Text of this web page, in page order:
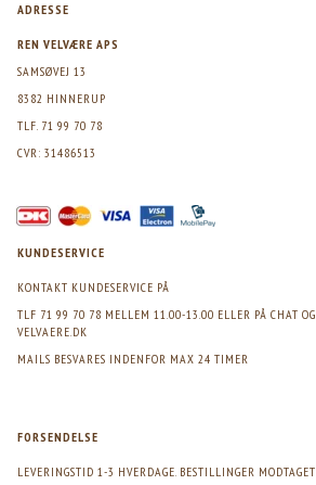
ADRESSE
REN VELVÆRE APS
SAMSØVEJ 13
8382 HINNERUP
TLF. 71 99 70 78
CVR: 31486513
KUNDESERVICE
KONTAKT KUNDESERVICE PÅ
TLF 71 99 70 78 MELLEM 11.00-13.00 ELLER PÅ CHAT
VELVAERE.DK
MAILS BESVARES INDENFOR MAX 24 TIMER
FORSENDELSE
LEVERINGSTID 1-3 HVERDAGE. BESTILLINGER